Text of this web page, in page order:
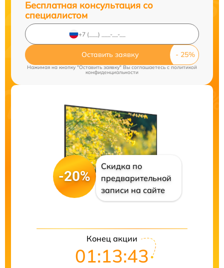
Бесплатная консультация со
специалистом
Оставить заявку
Нажимая на кнопку "Оставить заявку" Вы соглашаетесь c политикой
конфиденциальности
-20%
Скидка по
предварительной
записи на сайте
Конец акции
01:13:42